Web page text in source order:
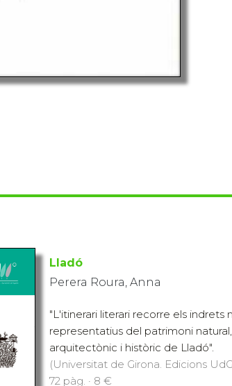
Lladó
Perera Roura, Anna
"L'itinerari literari recorre els indrets
representatius del patrimoni natural,
arquitectònic i històric de Lladó".
(Universitat de Girona. Edicions
72 pàg. · 8 €